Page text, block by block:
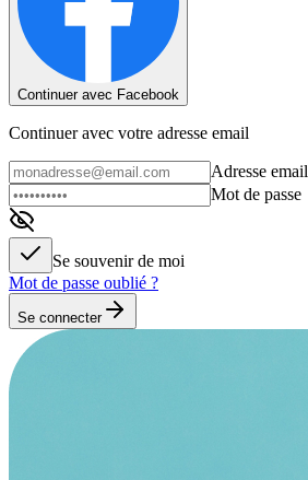
Continuer avec Facebook
Continuer avec votre adresse email
Adresse email
Mot de passe
Se souvenir de moi
Mot de passe oublié ?
Se connecter